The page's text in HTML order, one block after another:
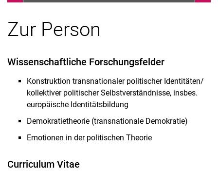
Tarik Englmann
Dr. Kristina Bayer
Zur Person
Wissenschaftliche Forschungsfelder
Konstruktion transnationaler politischer Identitäten/
kollektiver politischer Selbstverständnisse, insbes.
europäische Identitätsbildung
Demokratietheorie (transnationale Demokratie)
Emotionen in der politischen Theorie
Curriculum Vitae